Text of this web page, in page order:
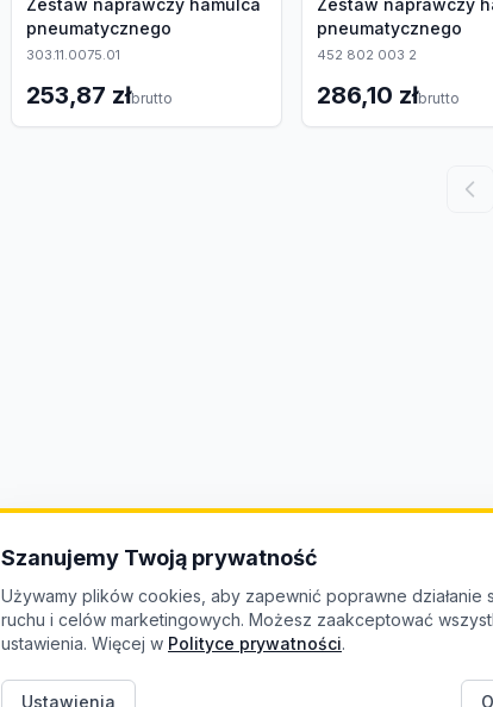
Zestaw naprawczy hamulca
pneumatycznego
303.11.0075.01
253,87 złbrutto
Zestaw naprawczy
pneumatycznego
452 802 003 2
286,10 złbrutto
Szanujemy Twoją prywatność
Używamy plików cookies, aby zapewnić poprawne
ruchu i celów marketingowych. Możesz zaakceptować
ustawienia. Więcej w Polityce prywatności.
Ustawienia